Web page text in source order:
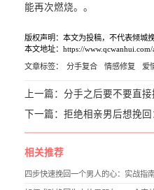
能再次燃烧。。
版权声明：本文为投稿，不代表倾城
本文地址：https://
文章标签： 分手复合 情感修复 爱
上一篇： 分手之后要不要直
下一篇： 拒绝相亲男后想挽
相关推荐
四步快速挽回一个男人的心：实战指